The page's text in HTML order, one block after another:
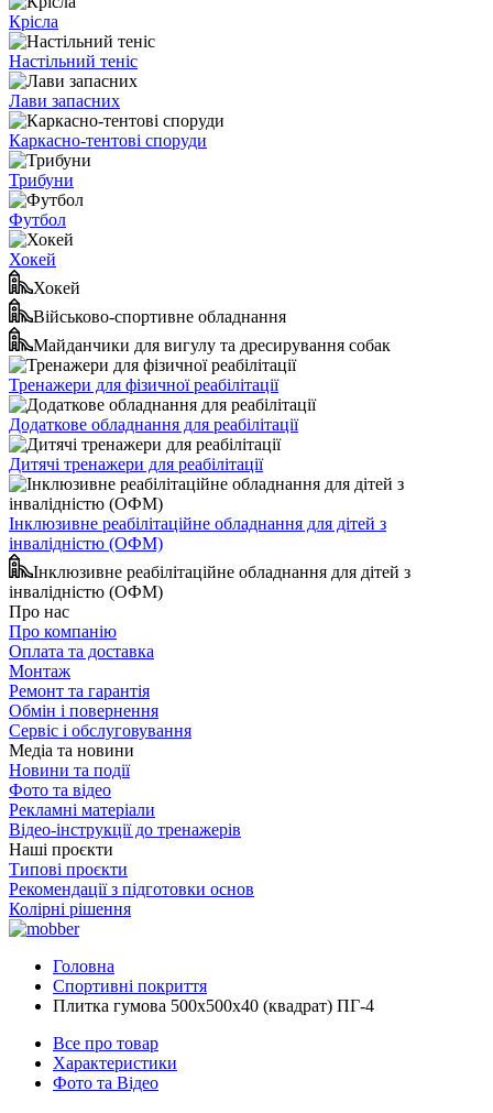
Крісла
Настільний теніс
Лави запасних
Каркасно-тентові споруди
Трибуни
Футбол
Хокей
Хокей
Військово-спортивне обладнання
Майданчики для вигулу та дресирування собак
Тренажери для фізичної реабілітації
Додаткове обладнання для реабілітації
Дитячі тренажери для реабілітації
Інклюзивне реабілітаційне обладнання для дітей з
інвалідністю (ОФМ)
Інклюзивне реабілітаційне обладнання для дітей з
інвалідністю (ОФМ)
Про нас
Про компанію
Оплата та доставка
Монтаж
Ремонт та гарантія
Обмін і повернення
Сервіс і обслуговування
Медіа та новини
Новини та події
Фото та відео
Рекламні матеріали
Відео-інструкції до тренажерів
Наші проєкти
Типові проєкти
Рекомендації з підготовки основ
Колірні рішення
Головна
Спортивні покриття
Плитка гумова 500х500х40 (квадрат) ПГ-4
Все про товар
Характеристики
Фото та Відео